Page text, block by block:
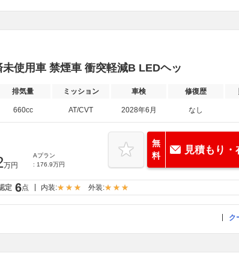
使用車 禁煙車 衝突軽減B LEDヘッ
排気量 ミッション 車検 修復歴
660cc AT/CVT 2028年6月 なし
万円
Aプラン
: 176.9万円
無
料
見積もり・
定 6点 内装: 外装:
ク